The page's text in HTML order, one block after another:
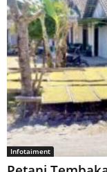
Infotaiment